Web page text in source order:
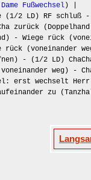
Dame Fußwechsel ) |
(1/2 LD) RF schluß
zurück
- Wiege rück
rück (voneinander
- (1/2 LD)
weg) -
wechselt Herr
zu